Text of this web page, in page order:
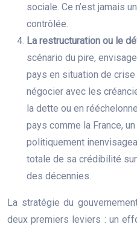
sociale. Ce n’est jamais
contrôlée.
La restructuration ou le
scénario du pire,
pays en situation de
négocier avec les
la dette ou en
pays comme la France,
politiquement
totale de sa crédibilité
des décennies.
La stratégie du
deux premiers leviers : un